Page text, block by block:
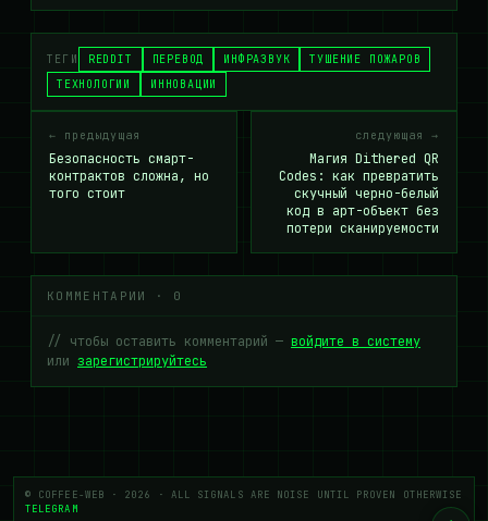
ТЕГИ REDDIT ПЕРЕВОД ИНФРАЗВУК
ТУШЕНИЕ ПОЖАРОВ
ТЕХНОЛОГИИ
ИННОВАЦИИ
← предыдущая
Безопасность смарт-
контрактов сложна, но
того стоит
следующая →
Магия Dithered QR
Codes: как превратить
скучный черно-белый
код в арт-объект без
потери сканируемости
КОММЕНТАРИИ · 0
// чтобы оставить комментарий — войдите в систему
или зарегистрируйтесь
© COFFEE-WEB · 2026 · ALL SIGNALS ARE NOISE UNTIL PROVEN OTHERWISE
TELEGRAM